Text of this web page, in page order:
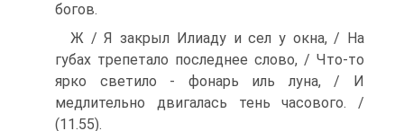
богов.
Ж / Я закрыл Илиаду и сел у окна, / На
губах трепетало последнее слово, / Что-то
ярко светило - фонарь иль луна, / И
медлительно двигалась тень часового. /
(11.55).